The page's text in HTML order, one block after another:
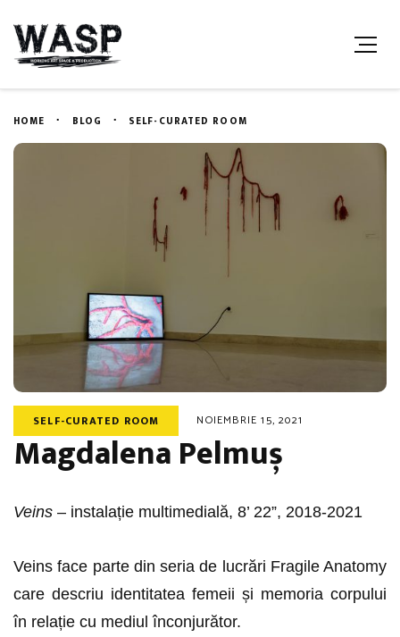
HOME BLOG SELF-CURATED ROOM
SELF-CURATED ROOM NOIEMBRIE 15, 2021
Magdalena Pelmuș
Veins – instalație multimedială, 8’ 22”, 2018-2021
Veins face parte din seria de lucrări Fragile Anatomy
care descriu identitatea femeii și memoria corpului
în relație cu mediul înconjurător.